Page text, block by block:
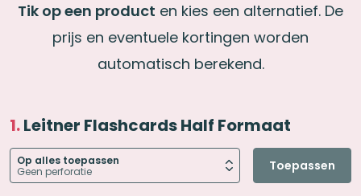
Tik op een product en kies een alternatief. De
prijs en eventuele kortingen worden
automatisch berekend.
Leitner Flashcards Half Formaat
Op alles toepassen Toepassen